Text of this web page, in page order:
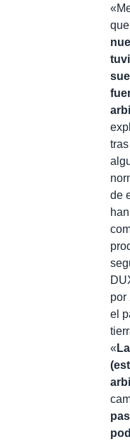
que
de
por
el
«